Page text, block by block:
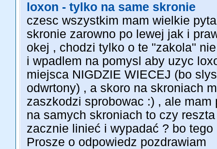
loxon - tylko na same skronie
czesc wszystkim mam wielkie
skronie zarowno po lewej jak i
okej , chodzi tylko o te "zakola"
i wpadlem na pomysl aby uzyc
miejsca NIGDZIE WIECEJ (bo
odwrtony) , a skoro na skroniach
zaszkodzi sprobowac :) , ale
na samych skroniach to czy
zacznie linieć i wypadać ? bo tego
Prosze o odpowiedz pozdrawiam